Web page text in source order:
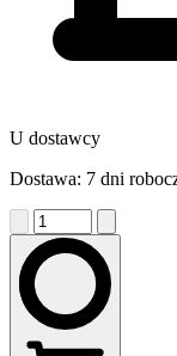
U dostawcy
Dostawa: 7 dni